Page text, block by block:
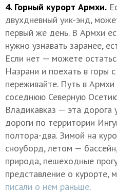
4. Горный курорт Армхи.
двухдневный уик-энд,
первый же день. В Армхи
нужно узнавать заранее,
Если нет — можете
Назрани и поехать в горы
переживайте. Путь в
соседнюю Северную
Владикавказ — эта дорога
дороги по территории
полтора-два. Зимой на
сноуборд, летом —
природа, пешеходные
представление о курорте,
писали о нем раньше.